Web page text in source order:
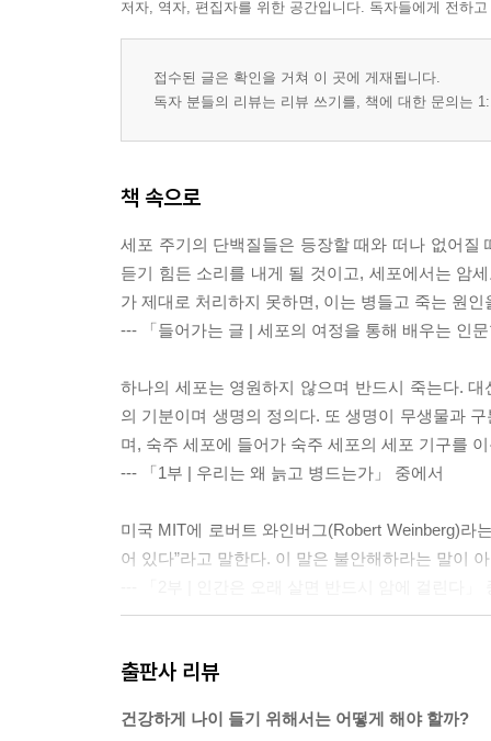
저자, 역자, 편집자를 위한 공간입니다. 독자들에게 전하
접수된 글은 확인을 거쳐 이 곳에 게재됩니다.
독자 분들의 리뷰는 리뷰 쓰기를, 책에 대한 문의는
책 속으로
세포 주기의 단백질들은 등장할 때와 떠나 없어
듣기 힘든 소리를 내게 될 것이고, 세포에서는 암
가 제대로 처리하지 못하면, 이는 병들고 죽는 원인
--- 「들어가는 글 | 세포의 여정을 통해 배우는 인
하나의 세포는 영원하지 않으며 반드시 죽는다.
의 기분이며 생명의 정의다. 또 생명이 무생물과
며, 숙주 세포에 들어가 숙주 세포의 세포 기구를
--- 「1부 | 우리는 왜 늙고 병드는가」 중에서
미국 MIT에 로버트 와인버그(Robert Weinberg)라
어 있다”라고 말한다. 이 말은 불안해하라는 말이
에서 많이 인용되곤 한다. 기업에서 조직을 ‘셀(
--- 「2부 | 인간은 오래 살면 반드시 암에 걸린다 :
출판사 리뷰
건강하게 나이 들기 위해서는 어떻게 해야 할까?